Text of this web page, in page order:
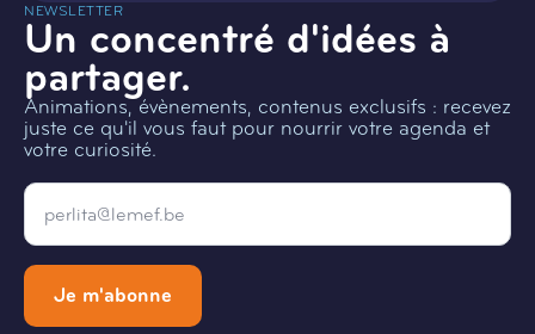
NEWSLETTER
Un concentré d'idées à
partager.
Animations, évènements, contenus exclusifs : recevez
juste ce qu'il vous faut pour nourrir votre agenda et
votre curiosité.
Email
Je m'abonne